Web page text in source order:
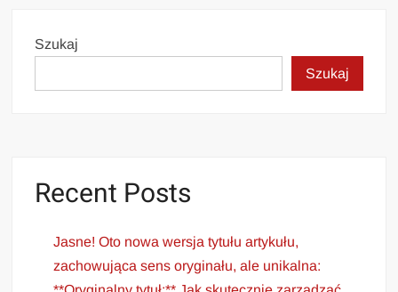
Szukaj
Szukaj
Recent Posts
Jasne! Oto nowa wersja tytułu artykułu,
zachowująca sens oryginału, ale unikalna: